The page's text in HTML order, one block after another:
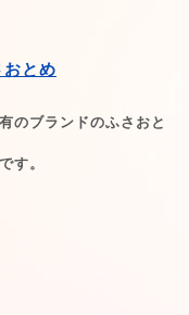
とめ
のブランドのふさおと
す。